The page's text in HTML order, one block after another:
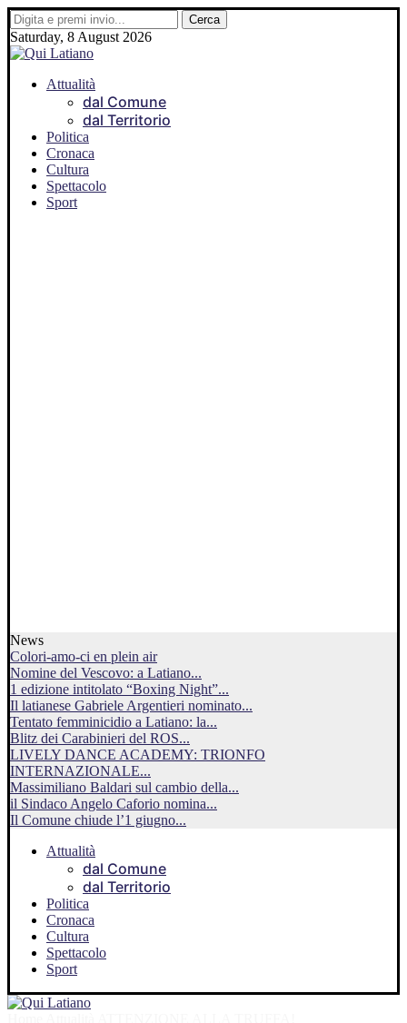
Saturday, 8 August 2026
Attualità
dal Comune
dal Territorio
Politica
Cronaca
Cultura
Spettacolo
Sport
News
Colori-amo-ci en plein air
Nomine del Vescovo: a Latiano...
1 edizione intitolato “Boxing Night”...
Il latianese Gabriele Argentieri nominato...
Tentato femminicidio a Latiano: la...
Blitz dei Carabinieri del ROS...
LIVELY DANCE ACADEMY: TRIONFO
INTERNAZIONALE...
Massimiliano Baldari sul cambio della...
il Sindaco Angelo Caforio nomina...
Il Comune chiude l’1 giugno...
Attualità
dal Comune
dal Territorio
Politica
Cronaca
Cultura
Spettacolo
Sport